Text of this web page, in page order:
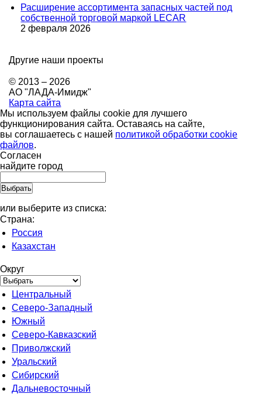
Расширение ассортимента запасных частей под
собственной торговой маркой LECAR
2 февраля 2026
Другие наши проекты
© 2013 – 2026
АО "ЛАДА-Имидж"
Карта сайта
Мы используем файлы cookie для лучшего
функционирования сайта. Оставаясь на сайте,
вы соглашаетесь с нашей политикой обработки cookie
файлов.
Согласен
найдите город
или выберите из списка:
Страна:
Россия
Казахстан
Округ
Центральный
Северо-Западный
Южный
Северо-Кавказский
Приволжский
Уральский
Сибирский
Дальневосточный